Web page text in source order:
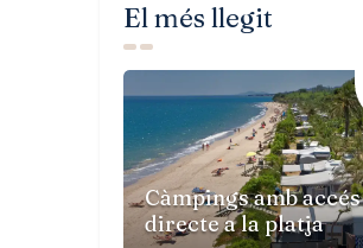
El més llegit
Càmpings amb accés
directe a la platja